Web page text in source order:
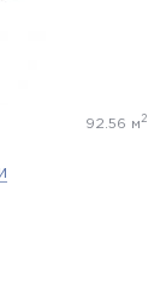
92.56 м 2